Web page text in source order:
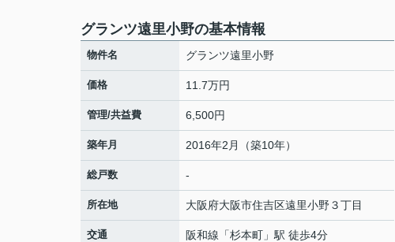
グランツ遠里小野の基本情報
物件名 グランツ遠里小野
価格 11.7万円
管理/共益費 6,500円
築年月 2016年2月（築10年）
総戸数 -
所在地 大阪府大阪市住吉区遠里小野３丁目
交通 阪和線 「杉本町 」駅 徒歩4分